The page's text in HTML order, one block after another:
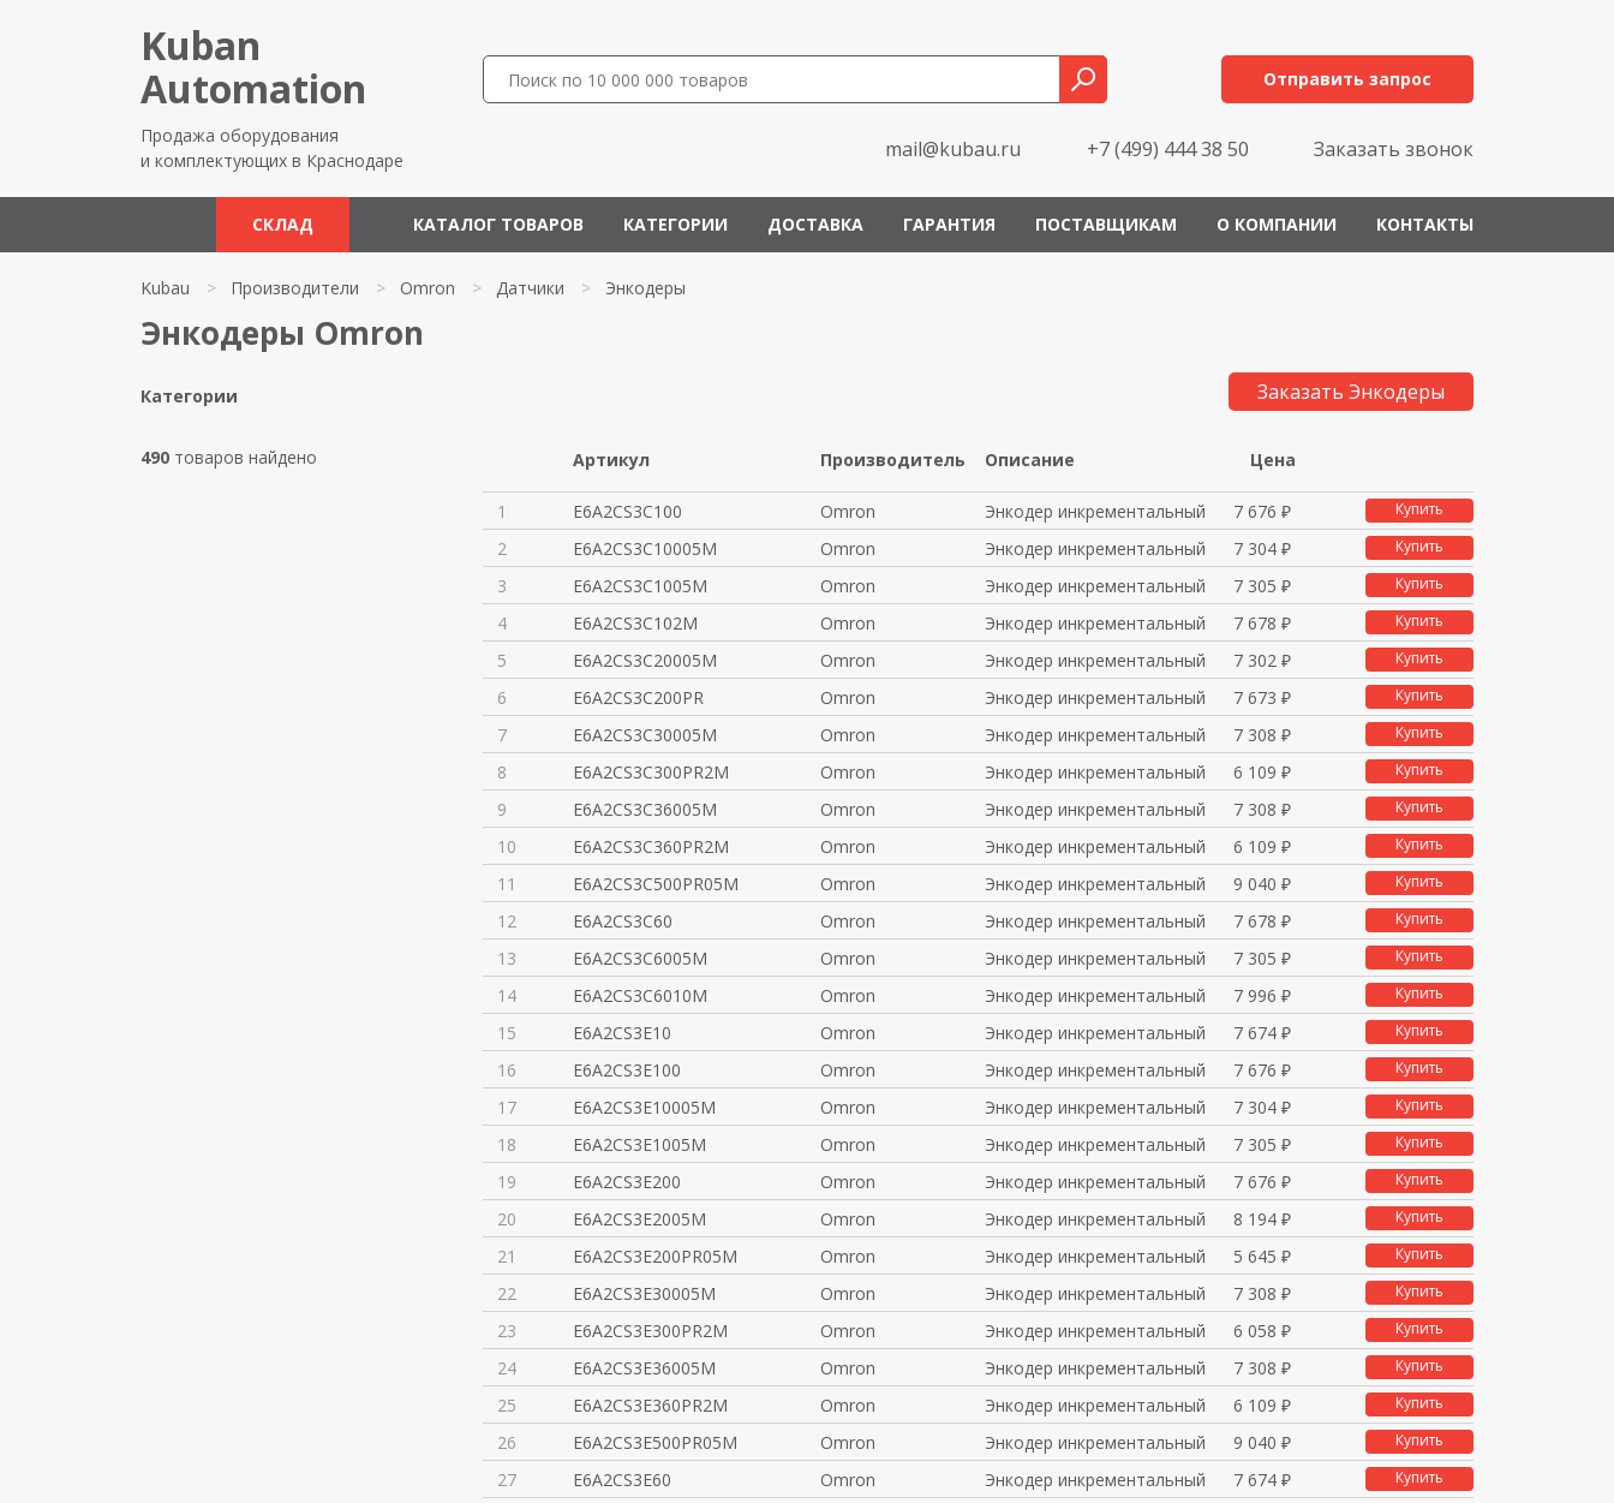
Kuban
Automation
Продажа оборудования
и комплектующих в Краснодаре
Отправить запрос
mail@kubau.ru +7 (499) 444 38 50 Заказать звонок
СКЛАД КАТАЛОГ ТОВАРОВ КАТЕГОРИИ ДОСТАВКА ГАРАНТИЯ ПОСТАВЩИКАМ О КОМПАНИИ КОНТАКТЫ
Kubau > Производители > Omron > Датчики > Энкодеры
Энкодеры Omron
Категории
490 товаров найдено
Заказать Энкодеры
Артикул Производитель Описание Цена
1 E6A2CS3C100 Omron Энкодер инкрементальный 7 676 ₽ Купить
2 E6A2CS3C10005M Omron Энкодер инкрементальный 7 304 ₽ Купить
3 E6A2CS3C1005M Omron Энкодер инкрементальный 7 305 ₽ Купить
4 E6A2CS3C102M Omron Энкодер инкрементальный 7 678 ₽ Купить
5 E6A2CS3C20005M Omron Энкодер инкрементальный 7 302 ₽ Купить
6 E6A2CS3C200PR Omron Энкодер инкрементальный 7 673 ₽ Купить
7 E6A2CS3C30005M Omron Энкодер инкрементальный 7 308 ₽ Купить
8 E6A2CS3C300PR2M Omron Энкодер инкрементальный 6 109 ₽ Купить
9 E6A2CS3C36005M Omron Энкодер инкрементальный 7 308 ₽ Купить
10 E6A2CS3C360PR2M Omron Энкодер инкрементальный 6 109 ₽ Купить
11 E6A2CS3C500PR05M Omron Энкодер инкрементальный 9 040 ₽ Купить
12 E6A2CS3C60 Omron Энкодер инкрементальный 7 678 ₽ Купить
13 E6A2CS3C6005M Omron Энкодер инкрементальный 7 305 ₽ Купить
14 E6A2CS3C6010M Omron Энкодер инкрементальный 7 996 ₽ Купить
15 E6A2CS3E10 Omron Энкодер инкрементальный 7 674 ₽ Купить
16 E6A2CS3E100 Omron Энкодер инкрементальный 7 676 ₽ Купить
17 E6A2CS3E10005M Omron Энкодер инкрементальный 7 304 ₽ Купить
18 E6A2CS3E1005M Omron Энкодер инкрементальный 7 305 ₽ Купить
19 E6A2CS3E200 Omron Энкодер инкрементальный 7 676 ₽ Купить
20 E6A2CS3E2005M Omron Энкодер инкрементальный 8 194 ₽ Купить
21 E6A2CS3E200PR05M Omron Энкодер инкрементальный 5 645 ₽ Купить
22 E6A2CS3E30005M Omron Энкодер инкрементальный 7 308 ₽ Купить
23 E6A2CS3E300PR2M Omron Энкодер инкрементальный 6 058 ₽ Купить
24 E6A2CS3E36005M Omron Энкодер инкрементальный 7 308 ₽ Купить
25 E6A2CS3E360PR2M Omron Энкодер инкрементальный 6 109 ₽ Купить
26 E6A2CS3E500PR05M Omron Энкодер инкрементальный 9 040 ₽ Купить
27 E6A2CS3E60 Omron Энкодер инкрементальный 7 674 ₽ Купить